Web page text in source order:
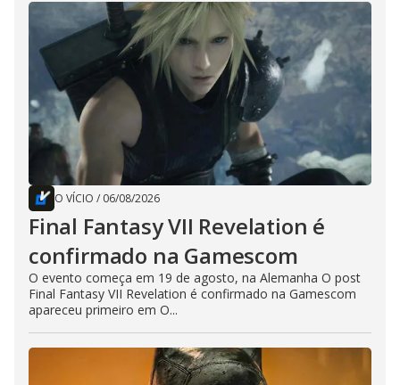
O VÍCIO / 06/08/2026
Final Fantasy VII Revelation é
confirmado na Gamescom
O evento começa em 19 de agosto, na Alemanha O post
Final Fantasy VII Revelation é confirmado na Gamescom
apareceu primeiro em O...